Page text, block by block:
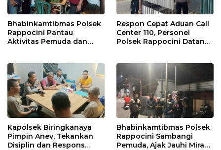
Bhabinkamtibmas Polsek
Rappocini Pantau
Aktivitas Pemuda dan
Respon Cepat Aduan Call
Center 110, Personel
Polsek Rappocini Datangi
Kapolsek Biringkanaya
Pimpin Anev, Tekankan
Disiplin dan Respons
Bhabinkamtibmas Polsek
Rappocini Sambangi
Pemuda, Ajak Jauhi Miras,